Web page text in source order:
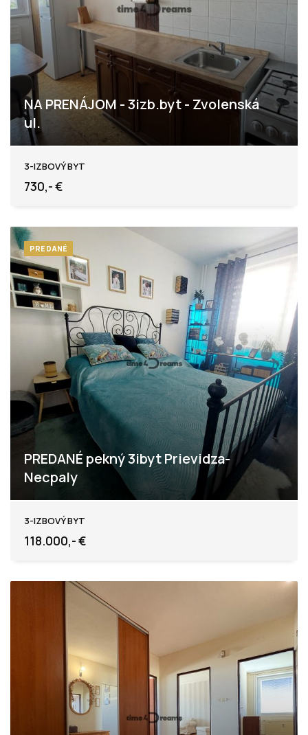
NA PRENÁJOM - 3izb.byt - Zvolenská
ul.
Zvolenská, Nitra - Klokočina
3-IZBOVÝ BYT
730,- €
PREDANÉ
PREDANÉ pekný 3ibyt Prievidza-
Necpaly
Prievidza
3-IZBOVÝ BYT
118.000,- €